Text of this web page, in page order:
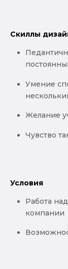
Скиллы
Умение
Желание
Чувство
Условия
Работа
компании